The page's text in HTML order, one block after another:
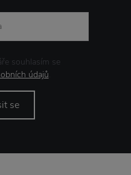
souhlasím se
údajů.
se